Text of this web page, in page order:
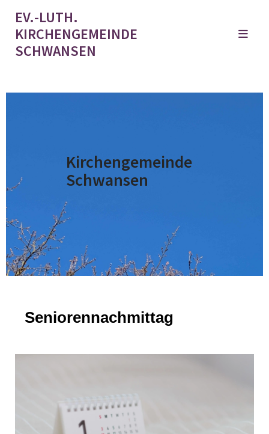
EV.-LUTH.
KIRCHENGEMEINDE
SCHWANSEN
Kirchengemeinde
Schwansen
Seniorennachmittag